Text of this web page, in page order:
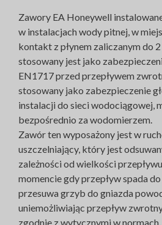
Zawory EA Honeywell
w instalacjach wody pitnej, w
kontakt z płynem zaliczanym do
stosowany jest jako
EN1717 przed przepływem
stosowany jako zabezpieczenie
instalacji do sieci wodociągowej,
bezpośrednio za wodomierzem.
Zawór ten wyposażony jest w
uszczelniający, który jest
zależności od wielkości
momencie gdy przepływ spada
przesuwa grzyb do gniazda
uniemożliwiając przepływ
zgodnie z wytycznymi w